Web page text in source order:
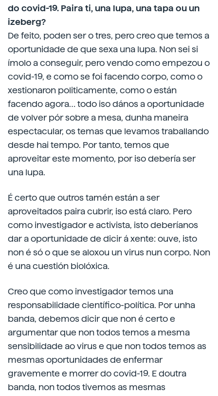
do covid-19. Paira ti, una lupa, una tapa ou un
izeberg?
De feito, poden ser o tres, pero creo que temos a
oportunidade de que sexa una lupa. Non sei si
ímolo a conseguir, pero vendo como empezou o
covid-19, e como se foi facendo corpo, como o
xestionaron politicamente, como o están
facendo agora… todo iso dános a oportunidade
de volver pór sobre a mesa, dunha maneira
espectacular, os temas que levamos traballando
desde hai tempo. Por tanto, temos que
aproveitar este momento, por iso debería ser
una lupa.
É certo que outros tamén están a ser
aproveitados paira cubrir, iso está claro. Pero
como investigador e activista, isto deberíanos
dar a oportunidade de dicir á xente: ouve, isto
non é só o que se aloxou un virus nun corpo. Non
é una cuestión biolóxica.
Creo que como investigador temos una
responsabilidade científico-política. Por unha
banda, debemos dicir que non é certo e
argumentar que non todos temos a mesma
sensibilidade ao virus e que non todos temos as
mesmas oportunidades de enfermar
gravemente e morrer do covid-19. E doutra
banda, non todos tivemos as mesmas